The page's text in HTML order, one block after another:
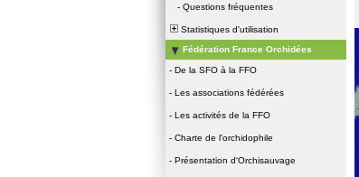
- Questions fréquentes
Statistiques d'utilisation
Fédération France Orchidées
- De la SFO à la FFO
- Les associations fédérées
- Les activités de la FFO
- Charte de l'orchidophile
- Présentation d'Orchisauvage